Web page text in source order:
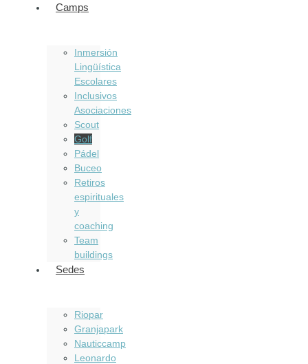
Camps
Inmersión
Lingüística
Escolares
Inclusivos
Asociaciones
Scout
Golf
Pádel
Buceo
Retiros
espirituales
y
coaching
Team
buildings
Sedes
Riopar
Granjapark
Nauticcamp
Leonardo